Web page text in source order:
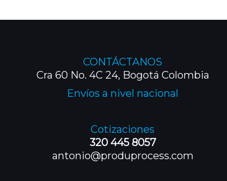
CONTÁCTANOS
Cra 60 No. 4C 24, Bogotá Colombia
Envíos a nivel nacional
Cotizaciones
320 445 8057
antonio@produprocess.com